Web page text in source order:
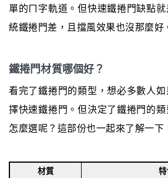
單的ㄇ字軌道。但快速鐵捲門缺點
統鐵捲門差，且擋風效果也沒那麼好
鐵捲門材質哪個好？
看完了鐵捲門的類型，想必多數人
擇快速鐵捲門。但決定了鐵捲門的
怎麼選呢？這部份也一起來了解一下
材質